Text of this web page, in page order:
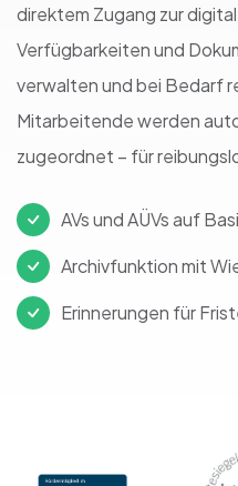
direktem Zugang zur
Verfügbarkeiten und
verwalten und bei Bedarf
Mitarbeitende werden
zugeordnet – für
AVs und AÜVs auf
Archivfunktion mit
Erinnerungen für